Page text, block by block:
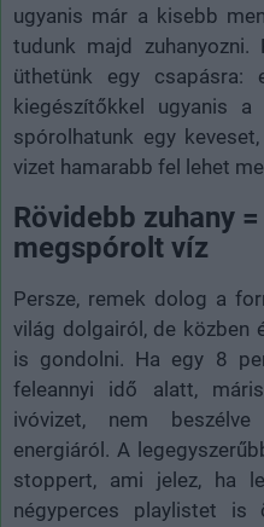
ugyanis már a kisebb
tudunk majd zuhanyozni.
üthetünk egy csapásra:
kiegészítőkkel ugyanis
spórolhatunk egy
vizet hamarabb fel lehet
Rövidebb zuhany
megspórolt víz
Persze, remek dolog a
világ dolgairól, de közben
is gondolni. Ha egy 8
feleannyi idő alatt,
ivóvizet, nem
energiáról. A
stoppert, ami jelez, ha
négyperces playlistet is